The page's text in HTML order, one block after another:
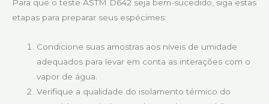
Para que o teste ASTM D642 seja bem-sucedido, siga estas
etapas para preparar seus espécimes:
Condicione suas amostras aos níveis de umidade
adequados para levar em conta as interações com o
vapor de água.
Verifique a qualidade do isolamento térmico do